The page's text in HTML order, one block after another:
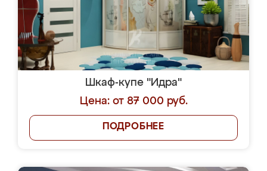
Шкаф-купе "Идра"
Цена: от 87 000 руб.
ПОДРОБНЕЕ